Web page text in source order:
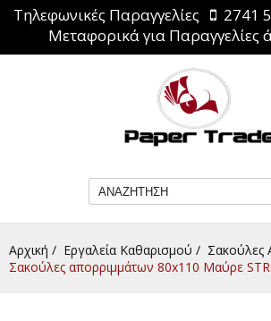
Τηλεφωνικές Παραγγελίες 2741
Μεταφορικά για Παραγγελίες
Αρχική / Εργαλεία Καθαρισμού / Σακούλες
Σακούλες απορριμμάτων 80x110 Μαύρε